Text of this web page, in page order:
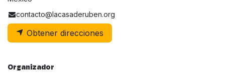
contacto@lacasaderuben.org
Obtener direcciones
Organizador